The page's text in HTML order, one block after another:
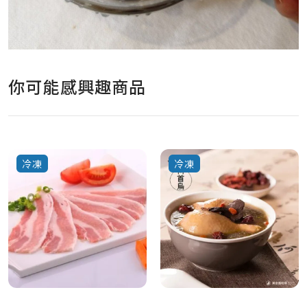
你可能感興趣商品
冷凍 冷凍